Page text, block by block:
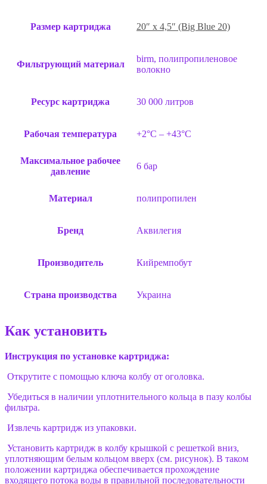
Размер картриджа 20″ x 4,5″ (Big Blue 20)
Фильтрующий материал
birm, полипропиленовое
волокно
Ресурс картриджа 30 000 литров
Рабочая температура +2°C – +43°C
Максимальное рабочее
давление
6 бар
Материал полипропилен
Бренд Аквилегия
Производитель Кийремпобут
Страна производства Украина
Как установить
Инструкция по установке картриджа:
Открутите с помощью ключа колбу от оголовка.
Убедиться в наличии уплотнительного кольца в пазу колбы
фильтра.
Извлечь картридж из упаковки.
Установить картридж в колбу крышкой с решеткой вниз,
уплотняющим белым кольцом вверх (см. рисунок). В таком
положении картриджа обеспечивается прохождение
входящего потока воды в правильной последовательности